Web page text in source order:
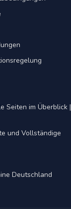
Seiten im Überblick |
und Vollständige
Deutschland